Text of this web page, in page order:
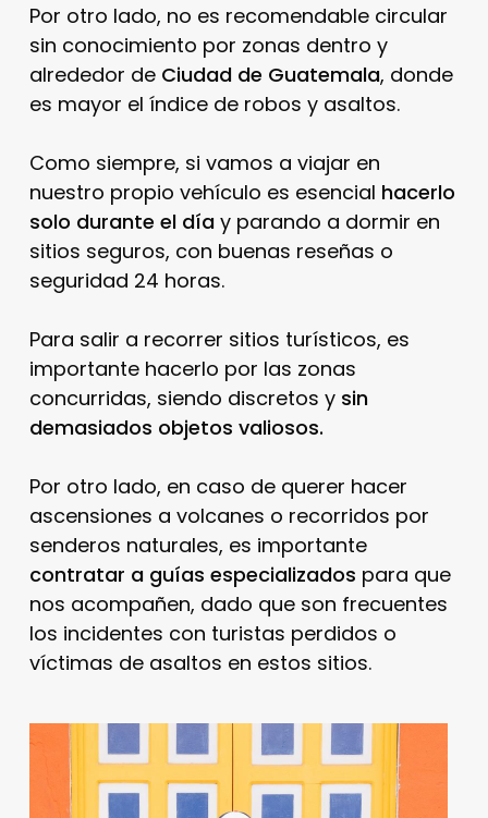
Por otro lado, no es recomendable circular
sin conocimiento por zonas dentro y
alrededor de Ciudad de Guatemala, donde
es mayor el índice de robos y asaltos.
Como siempre, si vamos a viajar en
nuestro propio vehículo es esencial hacerlo
solo durante el díay parando a dormir en
sitios seguros, con buenas reseñas o
seguridad 24 horas.
Para salir a recorrer sitios turísticos, es
importante hacerlo por las zonas
concurridas, siendo discretos y sin
demasiados objetos valiosos.
Por otro lado, en caso de querer hacer
ascensiones a volcanes o recorridos por
senderos naturales, es importante
contratar a guías especializados para que
nos acompañen, dado que son frecuentes
los incidentes con turistas perdidos o
víctimas de asaltos en estos sitios.